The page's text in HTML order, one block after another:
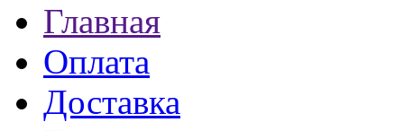
Главная
Оплата
Доставка